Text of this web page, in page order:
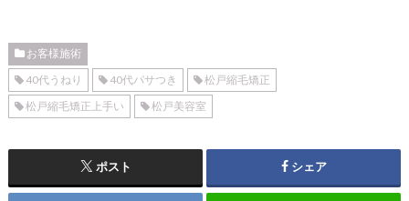
お客様施術
40代うねり
40代パサつき
松戸縮毛矯正
松戸縮毛矯正上手い
松戸美容室
ポスト シェア